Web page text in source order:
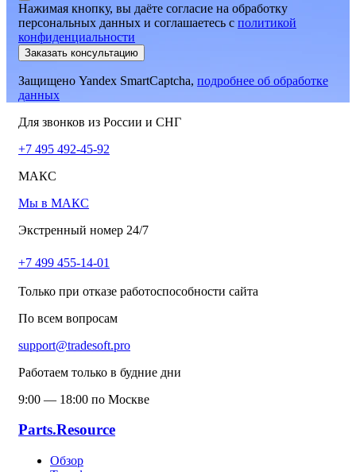
Нажимая кнопку, вы даёте согласие на обработку
персональных данных и соглашаетесь c политикой
конфиденциальности
Заказать консультацию
Защищено Yandex SmartCaptcha, подробнее об обработке
данных
Для звонков из России и СНГ
+7 495 492-45-92
МАКС
Мы в МАКС
Экстренный номер 24/7
+7 499 455-14-01
Только при отказе работоспособности сайта
По всем вопросам
support@tradesoft.pro
Работаем только в будние дни
9:00 — 18:00 по Москве
Parts.Resource
Обзор